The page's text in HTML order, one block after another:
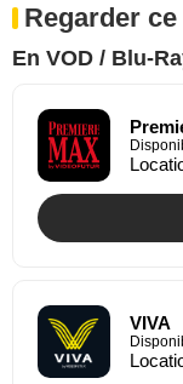
Regarder
En VOD / Blu-
VIVA